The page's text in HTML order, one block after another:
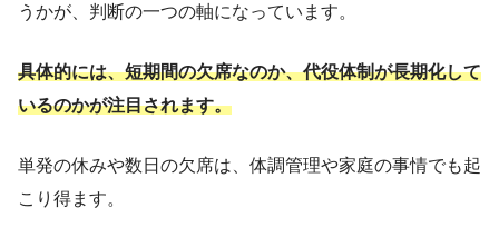
うかが、判断の一つの軸になっています。
具体的には、短期間の欠席なのか、代役体制が長期化して
いるのかが注目されます。
単発の休みや数日の欠席は、体調管理や家庭の事情でも起
こり得ます。